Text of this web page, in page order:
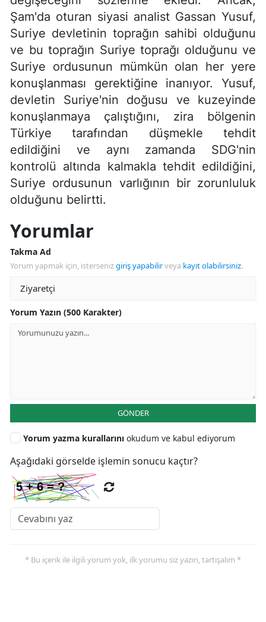
Şam'da oturan siyasi analist Gassan Yusuf,
Suriye devletinin toprağın sahibi olduğunu
ve bu toprağın Suriye toprağı olduğunu ve
Suriye ordusunun mümkün olan her yere
konuşlanması gerektiğine inanıyor. Yusuf,
devletin Suriye'nin doğusu ve kuzeyinde
konuşlanmaya çalıştığını, zira bölgenin
Türkiye tarafından düşmekle tehdit
edildiğini ve aynı zamanda SDG'nin
kontrolü altında kalmakla tehdit edildiğini,
Suriye ordusunun varlığının bir zorunluluk
olduğunu belirtti.
Yorumlar
Takma Ad
Yorum yapmak için, istersenizgiriş yapabilirveya kayıt olabilirsiniz.
Yorum Yazın (500 Karakter)
GÖNDER
Yorum yazma kurallarını okudum ve kabul ediyorum
Aşağıdaki görselde işlemin sonucu kaçtır?
* Bu içerik ile ilgili yorum yok, ilk yorumu siz yazın, tartışalım *